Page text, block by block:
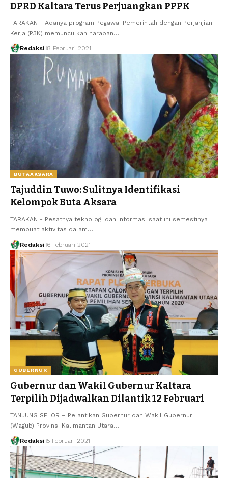
DPRD Kaltara Terus Perjuangkan PPPK
TARAKAN - Adanya program Pegawai Pemerintah dengan Perjanjian
Kerja (P3K) memunculkan harapan…
Redaksi 8 Februari 2021
BUTAAKSARA
Tajuddin Tuwo: Sulitnya Identifikasi
Kelompok Buta Aksara
TARAKAN - Pesatnya teknologi dan informasi saat ini semestinya
membuat aktivitas dalam…
Redaksi 6 Februari 2021
GUBERNUR
Gubernur dan Wakil Gubernur Kaltara
Terpilih Dijadwalkan Dilantik 12 Februari
TANJUNG SELOR – Pelantikan Gubernur dan Wakil Gubernur
(Wagub) Provinsi Kalimantan Utara…
Redaksi 5 Februari 2021